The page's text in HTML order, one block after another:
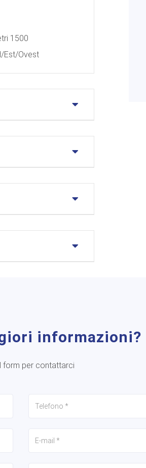
1500
Est/Ovest
informazioni?
form per contattarci